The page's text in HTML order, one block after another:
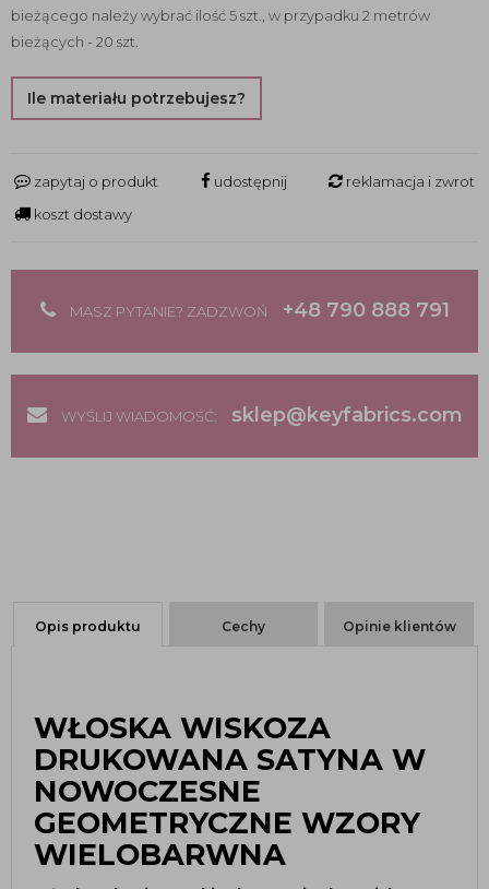
bieżącego należy wybrać ilość 5 szt., w przypadku 2 metrów
bieżących - 20 szt.
Ile materiału potrzebujesz?
zapytaj o produkt udostępnij
reklamacja i zwrot
koszt dostawy
MASZ PYTANIE? ZADZWOŃ +48 790 888 791
WYŚLIJ WIADOMOŚĆ: sklep@keyfabrics.com
Opis produktu Cechy Opinie klientów
WŁOSKA WISKOZA
DRUKOWANA SATYNA W
NOWOCZESNE
GEOMETRYCZNE WZORY
WIELOBARWNA